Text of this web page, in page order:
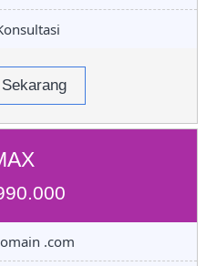
.com